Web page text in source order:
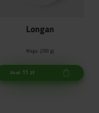
Longan
Waga: (200 g)
14 zł 11 zł